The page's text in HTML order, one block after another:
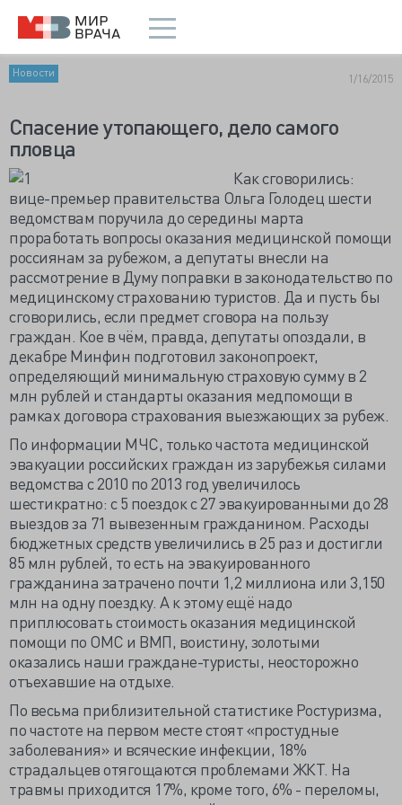
Новости 1/16/2015
Спасение утопающего, дело самого
пловца
Как сговорились:
вице-премьер правительства Ольга Голодец шести
ведомствам поручила до середины марта
проработать вопросы оказания медицинской помощи
россиянам за рубежом, а депутаты внесли на
рассмотрение в Думу поправки в законодательство по
медицинскому страхованию туристов. Да и пусть бы
сговорились, если предмет сговора на пользу
граждан. Кое в чём, правда, депутаты опоздали, в
декабре Минфин подготовил законопроект,
определяющий минимальную страховую сумму в 2
млн рублей и стандарты оказания медпомощи в
рамках договора страхования выезжающих за рубеж.
По информации МЧС, только частота медицинской
эвакуации российских граждан из зарубежья силами
ведомства с 2010 по 2013 год увеличилось
шестикратно: с 5 поездок с 27 эвакуированными до 28
выездов за 71 вывезенным гражданином. Расходы
бюджетных средств увеличились в 25 раз и достигли
85 млн рублей, то есть на эвакуированного
гражданина затрачено почти 1,2 миллиона или 3,150
млн на одну поездку. А к этому ещё надо
приплюсовать стоимость оказания медицинской
помощи по ОМС и ВМП, воистину, золотыми
оказались наши граждане-туристы, неосторожно
отъехавшие на отдыхе.
По весьма приблизительной статистике Ростуризма,
по частоте на первом месте стоят «простудные
заболевания» и всяческие инфекции, 18%
страдальцев отягощаются проблемами ЖКТ. На
травмы приходится 17%, кроме того, 6% - переломы,